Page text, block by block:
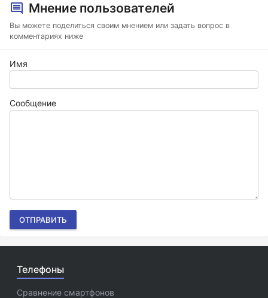
Мнение пользователей
Вы можете поделиться своим мнением или задать вопрос в
комментариях ниже
Имя
Сообщение
ОТПРАВИТЬ
Телефоны
Сравнение смартфонов